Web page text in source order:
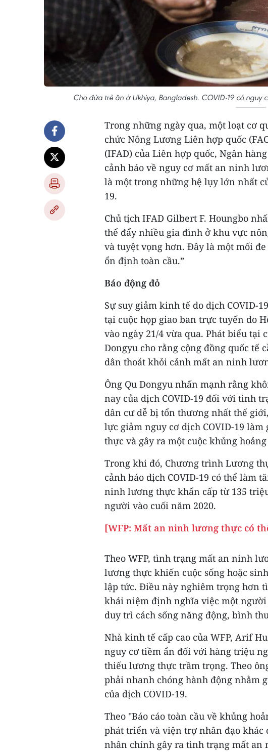
Cho đứa trẻ ăn ở Ukhiya, Bangladesh. COVID-19 có nguy
Trong những ngày qua, một loạt cơ
chức Nông Lương Liên hợp quốc
(IFAD) của Liên hợp quốc, Ngân
cảnh báo về nguy cơ mất an ninh
là một trong những hệ lụy lớn nhất
19.
Chủ tịch IFAD Gilbert F. Houngbo
thể đẩy nhiều gia đình ở khu vực
và tuyệt vọng hơn. Đây là một mối
ổn định toàn cầu.”
Báo động đỏ
Sự suy giảm kinh tế do dịch COVID-
tại cuộc họp giao ban trực tuyến do
vào ngày 21/4 vừa qua. Phát biểu tại
Dongyu cho rằng cộng đồng quốc tế
dân thoát khỏi cảnh mất an ninh
Ông Qu Dongyu nhấn mạnh rằng
nay của dịch COVID-19 đối với tình
dân cư dễ bị tổn thương nhất thế
lực giảm nguy cơ dịch COVID-19
thực và gây ra một cuộc khủng
Trong khi đó, Chương trình Lương
cảnh báo dịch COVID-19 có thể làm
ninh lương thực khẩn cấp từ 135
người vào cuối năm 2020.
[WFP: Mất an ninh lương thực có
Theo WFP, tình trạng mất an ninh
lương thực khiến cuộc sống hoặc
lập tức. Điều này nghiêm trọng hơn
khái niệm định nghĩa việc một
duy trì cách sống năng động, bình
Nhà kinh tế cấp cao của WFP, Arif
nguy cơ tiềm ẩn đối với hàng triệu
thiếu lương thực trầm trọng. Theo
phải nhanh chóng hành động nhằm
của dịch COVID-19.
Theo "Báo cáo toàn cầu về khủng
phát triển và viện trợ nhân đạo khác
nhân chính gây ra tình trạng mất